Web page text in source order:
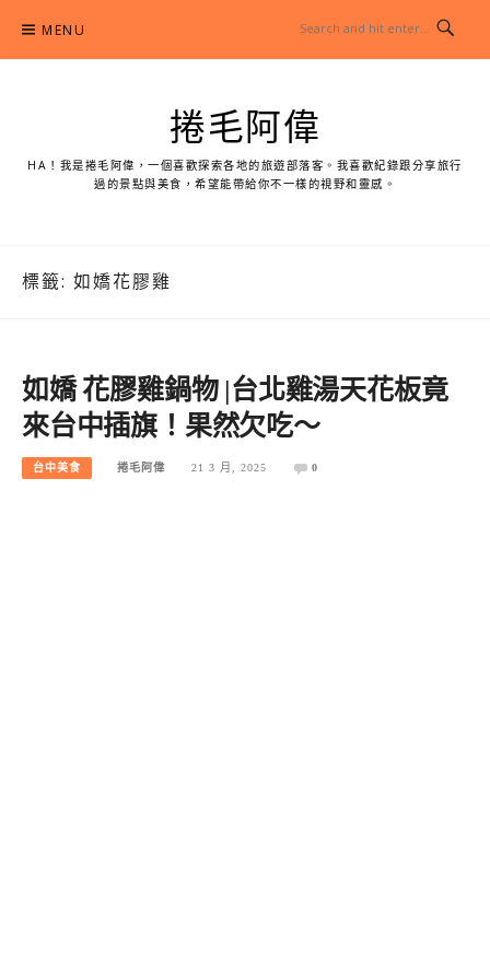
content
MENU
捲毛阿偉
HA！我是捲毛阿偉，一個喜歡探索各地的旅遊部落客。我喜歡紀錄跟分享旅行
過的景點與美食，希望能帶給你不一樣的視野和靈感。
標籤: 如嬌花膠雞
如嬌 花膠雞鍋物 |台北雞湯天花板竟
來台中插旗！果然欠吃～
台中美食 捲毛阿偉 21 3 月, 2025 0